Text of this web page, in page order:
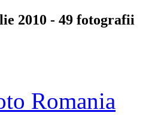
2010 - 49 fotografii
Romania